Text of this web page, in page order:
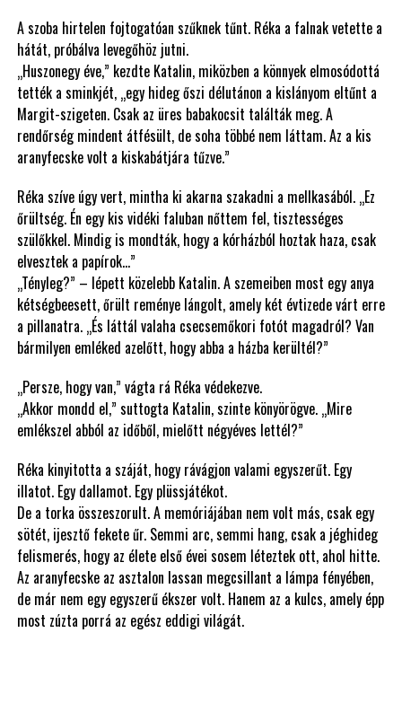
A szoba hirtelen fojtogatóan szűknek tűnt. Réka a falnak vetette a
hátát, próbálva levegőhöz jutni.
„Huszonegy éve,” kezdte Katalin, miközben a könnyek elmosódottá
tették a sminkjét, „egy hideg őszi délutánon a kislányom eltűnt a
Margit-szigeten. Csak az üres babakocsit találták meg. A
rendőrség mindent átfésült, de soha többé nem láttam. Az a kis
aranyfecske volt a kiskabátjára tűzve.”
Réka szíve úgy vert, mintha ki akarna szakadni a mellkasából. „Ez
őrültség. Én egy kis vidéki faluban nőttem fel, tisztességes
szülőkkel. Mindig is mondták, hogy a kórházból hoztak haza, csak
elvesztek a papírok…”
„Tényleg?” – lépett közelebb Katalin. A szemeiben most egy anya
kétségbeesett, őrült reménye lángolt, amely két évtizede várt erre
a pillanatra. „És láttál valaha csecsemőkori fotót magadról? Van
bármilyen emléked azelőtt, hogy abba a házba kerültél?”
„Persze, hogy van,” vágta rá Réka védekezve.
„Akkor mondd el,” suttogta Katalin, szinte könyörögve. „Mire
emlékszel abból az időből, mielőtt négyéves lettél?”
Réka kinyitotta a száját, hogy rávágjon valami egyszerűt. Egy
illatot. Egy dallamot. Egy plüssjátékot.
De a torka összeszorult. A memóriájában nem volt más, csak egy
sötét, ijesztő fekete űr. Semmi arc, semmi hang, csak a jéghideg
felismerés, hogy az élete első évei sosem léteztek ott, ahol hitte.
Az aranyfecske az asztalon lassan megcsillant a lámpa fényében,
de már nem egy egyszerű ékszer volt. Hanem az a kulcs, amely épp
most zúzta porrá az egész eddigi világát.